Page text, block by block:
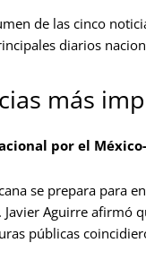
de las cinco
diarios
más
por el
se prepara para
Aguirre afirmó
públicas